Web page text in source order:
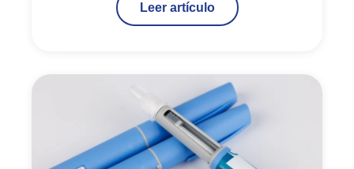
Leer artículo